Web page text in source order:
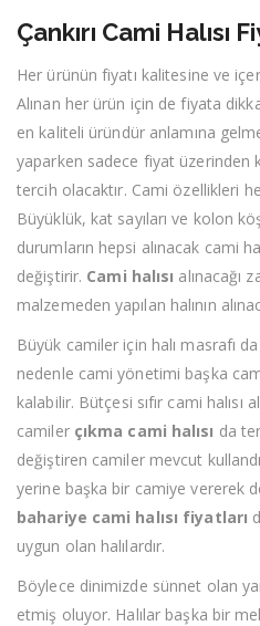
Çankırı Cami Halısı
Her ürünün fiyatı kalitesine ve
Alınan her ürün için de fiyata
en kaliteli üründür anlamına
yaparken sadece fiyat üzerinden
tercih olacaktır. Cami özellikleri
Büyüklük, kat sayıları ve kolon
durumların hepsi alınacak cami
değiştirir. Cami halısı alınacağı
malzemeden yapılan halının
Büyük camiler için halı masrafı
nedenle cami yönetimi başka
kalabilir. Bütçesi sıfır cami halısı
camiler çıkma cami halısı da
değiştiren camiler mevcut
yerine başka bir camiye vererek
bahariye cami halısı fiyatları
uygun olan halılardır.
Böylece dinimizde sünnet olan
etmiş oluyor. Halılar başka bir